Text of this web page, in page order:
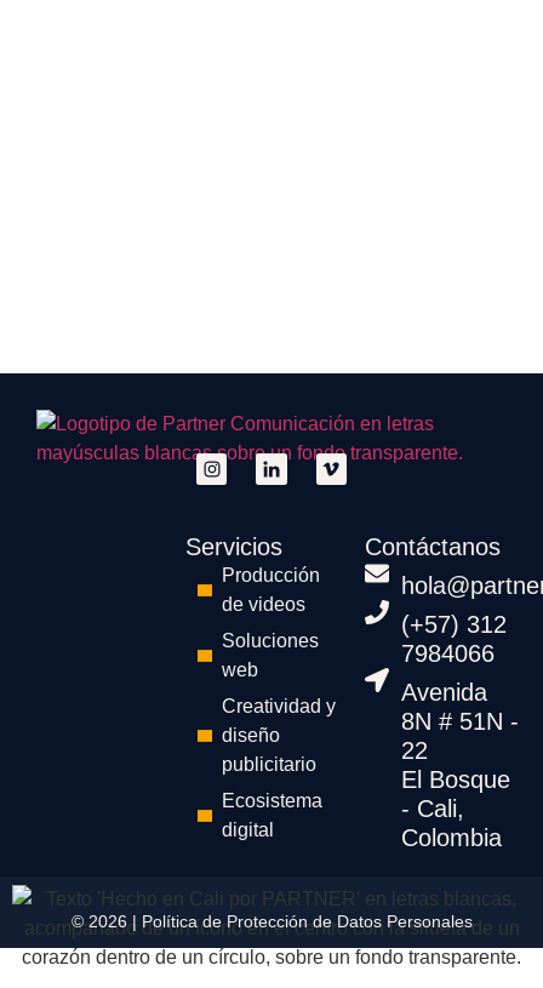
Servicios
Producción
de videos
Soluciones
web
Creatividad y
diseño
publicitario
Ecosistema
digital
Contáctanos
(+57) 312
7984066
Avenida
8N # 51N -
22
El Bosque
- Cali,
Colombia
© 2026 | Política de Protección de Datos Personales